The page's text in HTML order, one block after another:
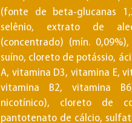
(fonte de beta-glucanas
selênio, extrato de
(concentrado) (mín.
suíno, cloreto de potássio,
A, vitamina D3, vitamina E,
vitamina B2, vitamina
nicotínico), cloreto de
pantotenato de cálcio,